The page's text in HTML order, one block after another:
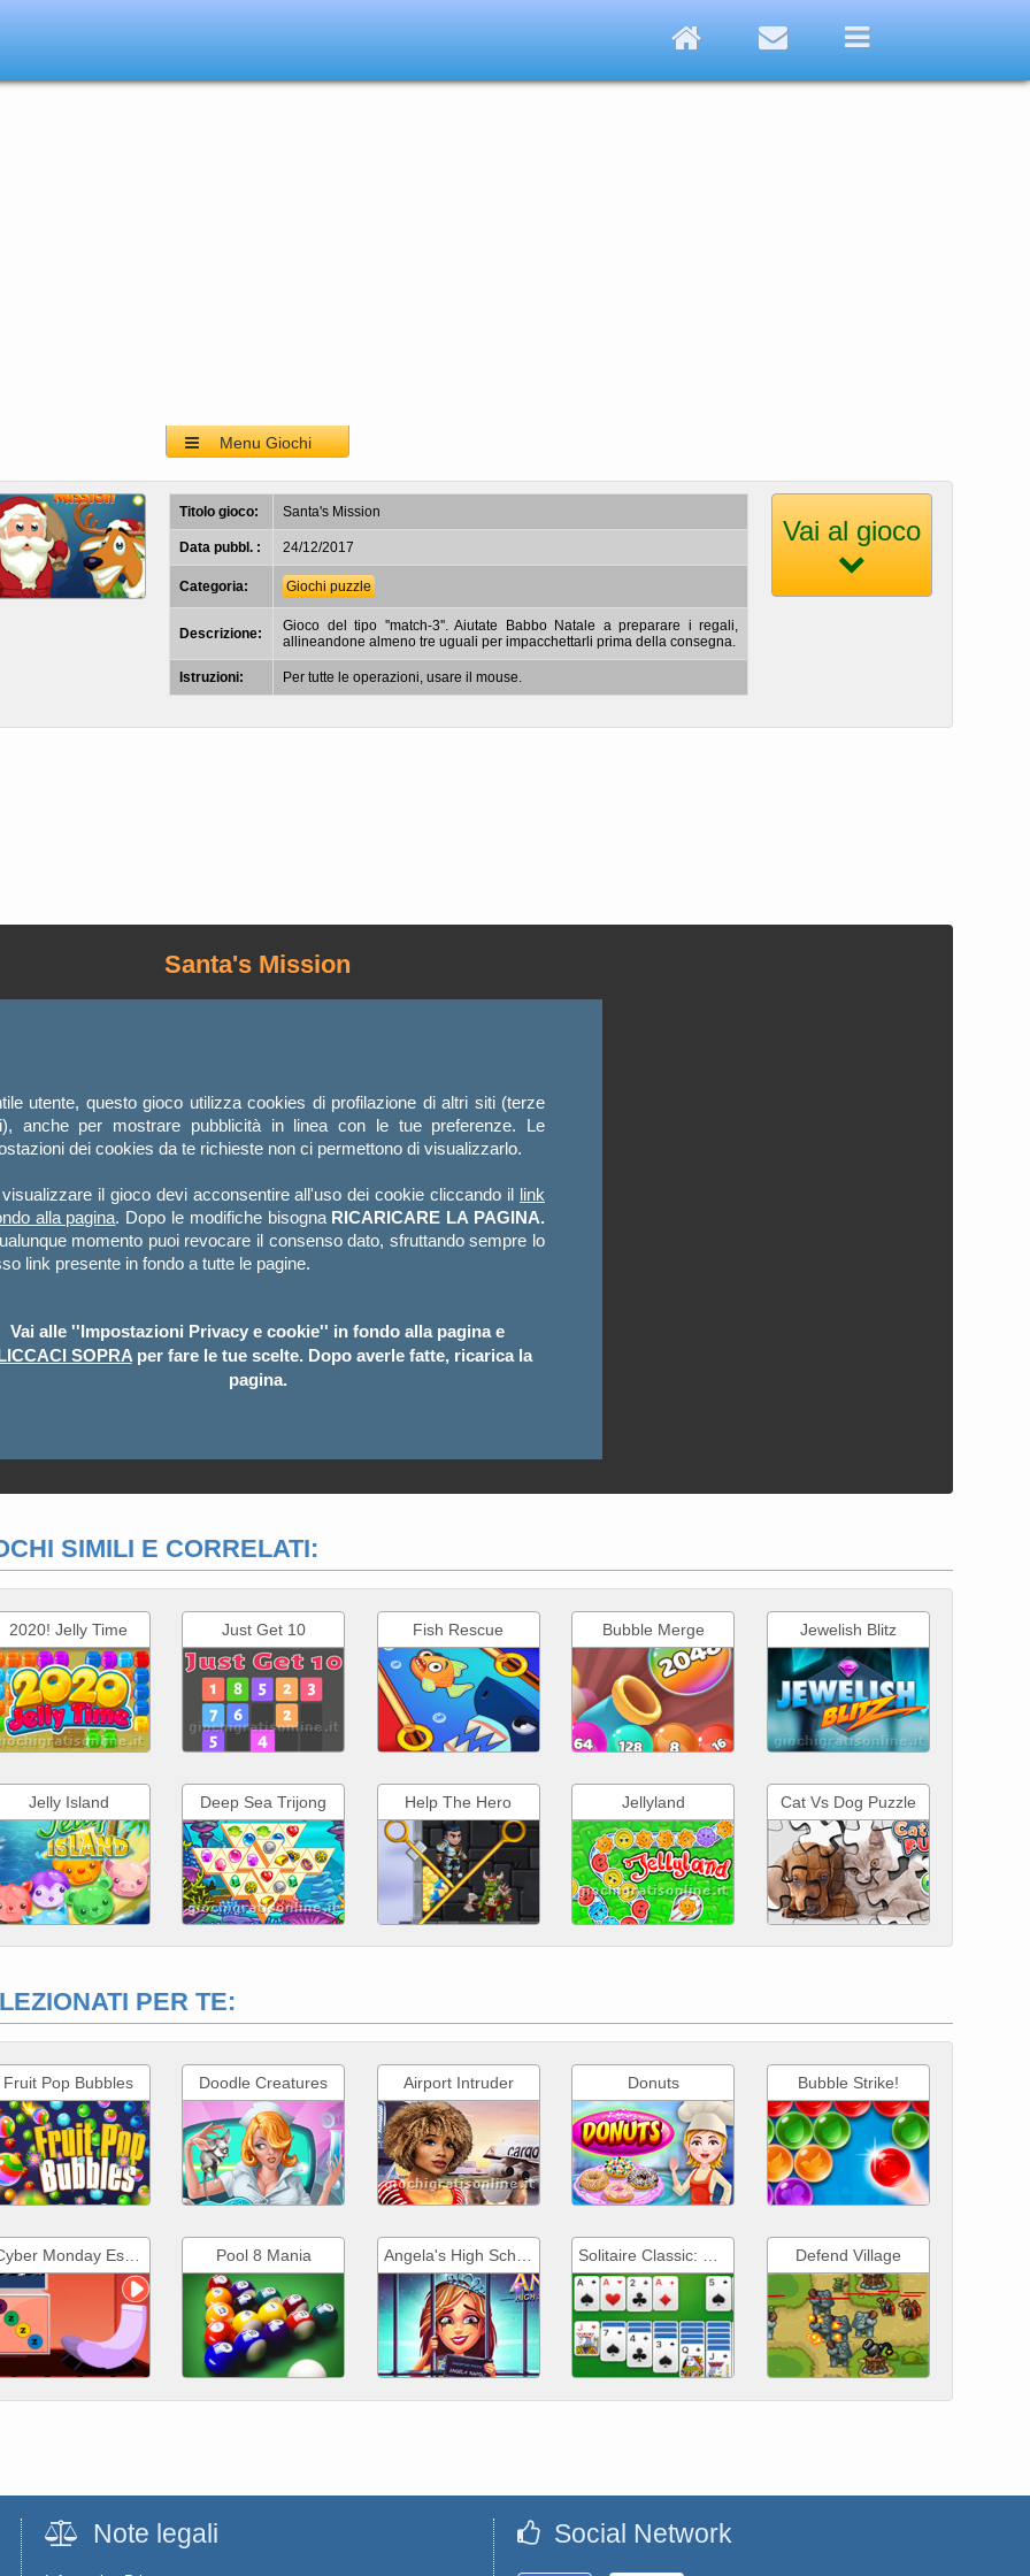
Menu Giochi
Titolo gioco: Santa's Mission
Data pubbl. : 24/12/2017
Categoria: Giochi puzzle
Descrizione:
Gioco del tipo ''match-3''. Aiutate Babbo Natale a preparare i regali,
allineandone almeno tre uguali per impacchettarli prima della consegna.
Istruzioni: Per tutte le operazioni, usare il mouse.
Vai al gioco
Santa's Mission
utente, questo gioco utilizza cookies di profilazione di altri siti (terze
anche per mostrare pubblicità in linea con le tue preferenze. Le
dei cookies da te richieste non ci permettono di visualizzarlo.
il gioco devi acconsentire all'uso dei cookie cliccando il link
alla pagina. Dopo le modifiche bisogna RICARICARE LA PAGINA.
momento puoi revocare il consenso dato, sfruttando sempre lo
link presente in fondo a tutte le pagine.
Vai alle ''Impostazioni Privacy e cookie'' in fondo alla pagina e
SOPRAper fare le tue scelte. Dopo averle fatte, ricarica la
pagina.
SIMILI E CORRELATI:
2020! Jelly Time Just Get 10 Fish Rescue Bubble Merge Jewelish Blitz
Jelly Island Deep Sea Trijong Help The Hero Jellyland Cat Vs Dog Puzzle
PER TE:
Fruit Pop Bubbles Doodle Creatures Airport Intruder Donuts Bubble Strike!
Cyber Monday Escape Pool 8 Mania Defend Village
Note legali Social Network